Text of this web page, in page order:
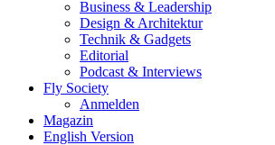
Business & Leadership
Design & Architektur
Technik & Gadgets
Editorial
Podcast & Interviews
Fly Society
Anmelden
Magazin
English Version